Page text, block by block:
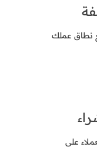
نطاق عملك
على